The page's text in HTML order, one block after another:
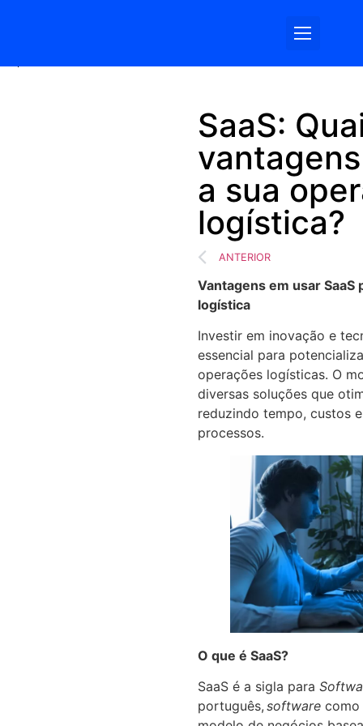
SaaS:
a sua
logística?
ANTERIOR
Vantagens em usar
logística
Investir em inovação e
essencial para
operações logísticas. O
diversas soluções que
reduzindo tempo, custos
processos.
O que é SaaS?
SaaS é a sigla para
português, software como